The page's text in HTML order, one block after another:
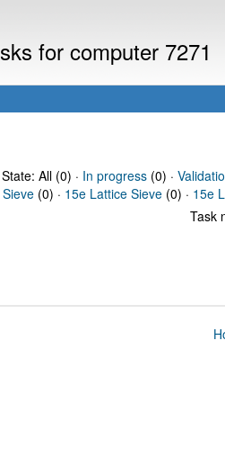
for computer 7271
State: All (0) · In progress(0) ·
(0) · 15e Lattice Sieve (0) · 15e
Task